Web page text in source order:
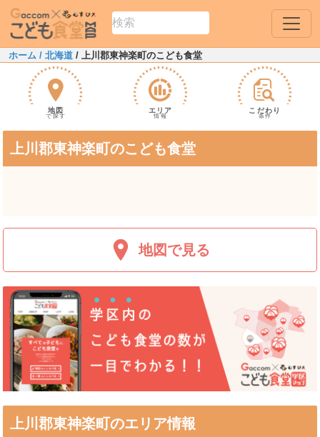
ホーム / 北海道 / 上川郡東神楽町のこども食堂
地図
で探す
エリア
情報
こだわり
条件
上川郡東神楽町のこども食堂
地図で見る
上川郡東神楽町のエリア情報